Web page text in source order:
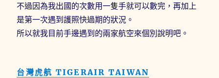
不過因為我出國的次數用一隻手就可以數完，再加上
是第一次遇到護照快過期的狀況。
所以就我目前手邊遇到的兩家航空來個別說明吧。
台灣虎航 TIGERAIR TAIWAN